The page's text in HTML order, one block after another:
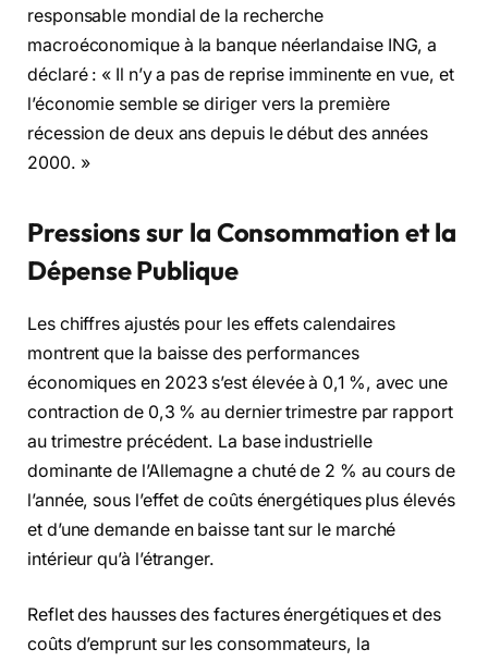
responsable mondial de la recherche
macroéconomique à la banque néerlandaise ING, a
déclaré : « Il n’y a pas de reprise imminente en vue, et
l’économie semble se diriger vers la première
récession de deux ans depuis le début des années
2000. »
Pressions sur la Consommation et la
Dépense Publique
Les chiffres ajustés pour les effets calendaires
montrent que la baisse des performances
économiques en 2023 s’est élevée à 0,1 %, avec une
contraction de 0,3 % au dernier trimestre par rapport
au trimestre précédent. La base industrielle
dominante de l’Allemagne a chuté de 2 % au cours de
l’année, sous l’effet de coûts énergétiques plus élevés
et d’une demande en baisse tant sur le marché
intérieur qu’à l’étranger.
Reflet des hausses des factures énergétiques et des
coûts d’emprunt sur les consommateurs, la